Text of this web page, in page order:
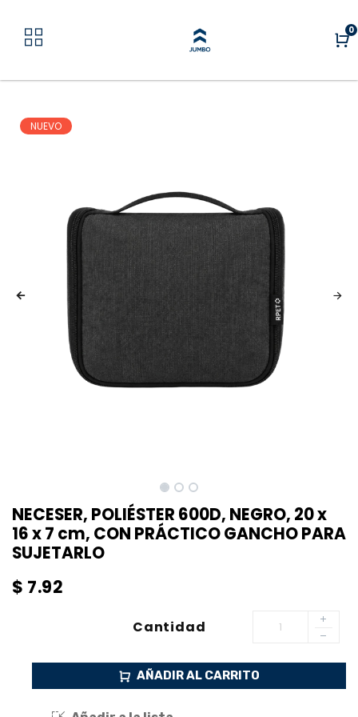
0
NUEVO
NECESER, POLIÉSTER 600D, NEGRO, 20 x
16 x 7 cm, CON PRÁCTICO GANCHO PARA
SUJETARLO
$ 7.92
Cantidad
AÑADIR AL CARRITO